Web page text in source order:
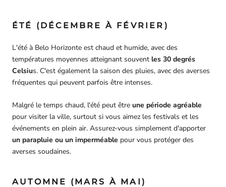
ÉTÉ (DÉCEMBRE À FÉVRIER)
L'été à Belo Horizonte est chaud et humide, avec des
températures moyennes atteignant souvent les 30 degrés
Celsius. C'est également la saison des pluies, avec des averses
fréquentes qui peuvent parfois être intenses.
Malgré le temps chaud, l'été peut être une période agréable
pour visiter la ville, surtout si vous aimez les festivals et les
événements en plein air. Assurez-vous simplement d'apporter
un parapluie ou un imperméable pour vous protéger des
averses soudaines.
AUTOMNE (MARS À MAI)